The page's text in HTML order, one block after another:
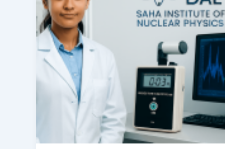
‘C’
পদে
নিয়োগ
|
যোগ্যতা,
বেতন